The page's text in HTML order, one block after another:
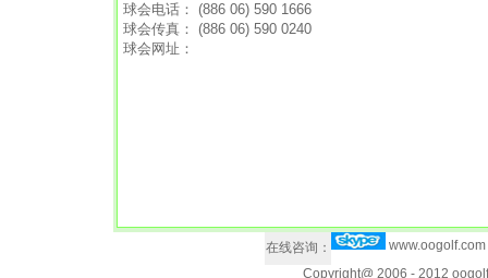
球会电话： (886 06) 590 1666
球会传真： (886 06) 590 0240
球会网址：